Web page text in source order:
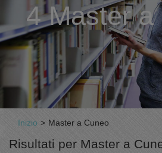
4 Master a
Inizio > Master a Cuneo
Risultati per Master a